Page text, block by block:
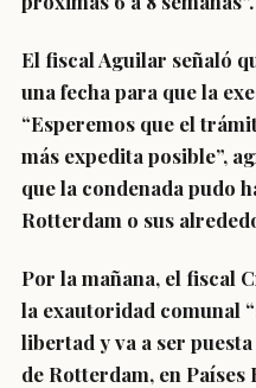
El fiscal Aguilar señaló
una fecha para que la
“Esperemos que el
más expedita posible”,
que la condenada pudo
Rotterdam o sus
Por la mañana, el fiscal
la exautoridad comunal
libertad y va a ser
de Rotterdam, en Países